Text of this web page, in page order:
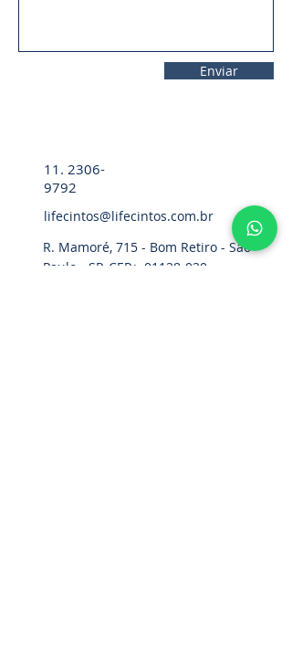
Enviar
11. 2306-
9792
lifecintos@lifecintos.com.br
R. Mamoré, 715 - Bom Retiro - São
Paulo - SP. CEP.: 01128-020